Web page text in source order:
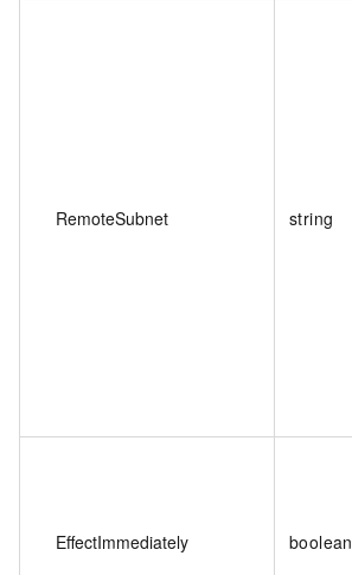
RemoteSubnet string
EffectImmediately boolean